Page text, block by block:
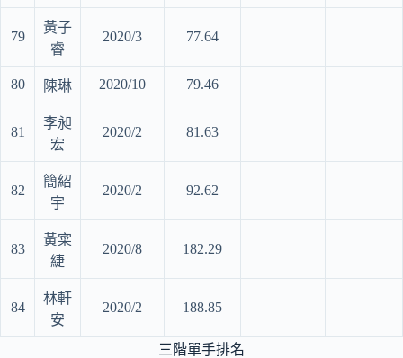
79
黃子
睿
2020/3 77.64
80 陳琳 2020/10 79.46
81
李昶
宏
2020/2 81.63
82
簡紹
宇
2020/2 92.62
83
黃寀
緁
2020/8 182.29
84
林軒
安
2020/2 188.85
三階單手排名